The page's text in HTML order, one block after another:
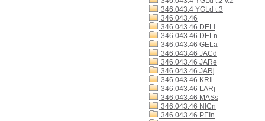
346.043.4 YGLd t.3
346.043.46
346.043.46 DELl
346.043.46 DELn
346.043.46 GELa
346.043.46 JACd
346.043.46 JARe
346.043.46 JARj
346.043.46 KRIl
346.043.46 LARj
346.043.46 MASs
346.043.46 NICn
346.043.46 PEIn